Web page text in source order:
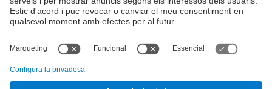
Formulari de contacte